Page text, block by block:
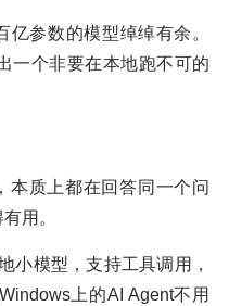
亿参数的模型绰绰有余。
一个非要在本地跑不可的
本质上都在回答同一个问
用。
小模型，支持工具调用，
上的AI Agent不用